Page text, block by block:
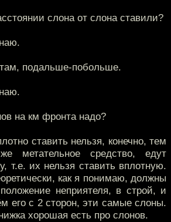
слона от слона ставили?
подальше-побольше.
на км фронта надо?
ставить нельзя, конечно, тем
метательное средство, едут
т.е. их нельзя ставить вплотную.
как я понимаю, должны
неприятеля, в строй, и
его с 2 сторон, эти самые слоны.
хорошая есть про слонов.